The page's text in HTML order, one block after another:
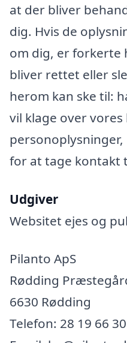
at der bliver
dig. Hvis de
om dig, er forkerte
bliver rettet eller
herom kan ske til:
vil klage over
for at tage kontakt
Udgiver
Websitet ejes og
Pilanto ApS
Rødding
6630 Rødding
Telefon: 28 19 66 30